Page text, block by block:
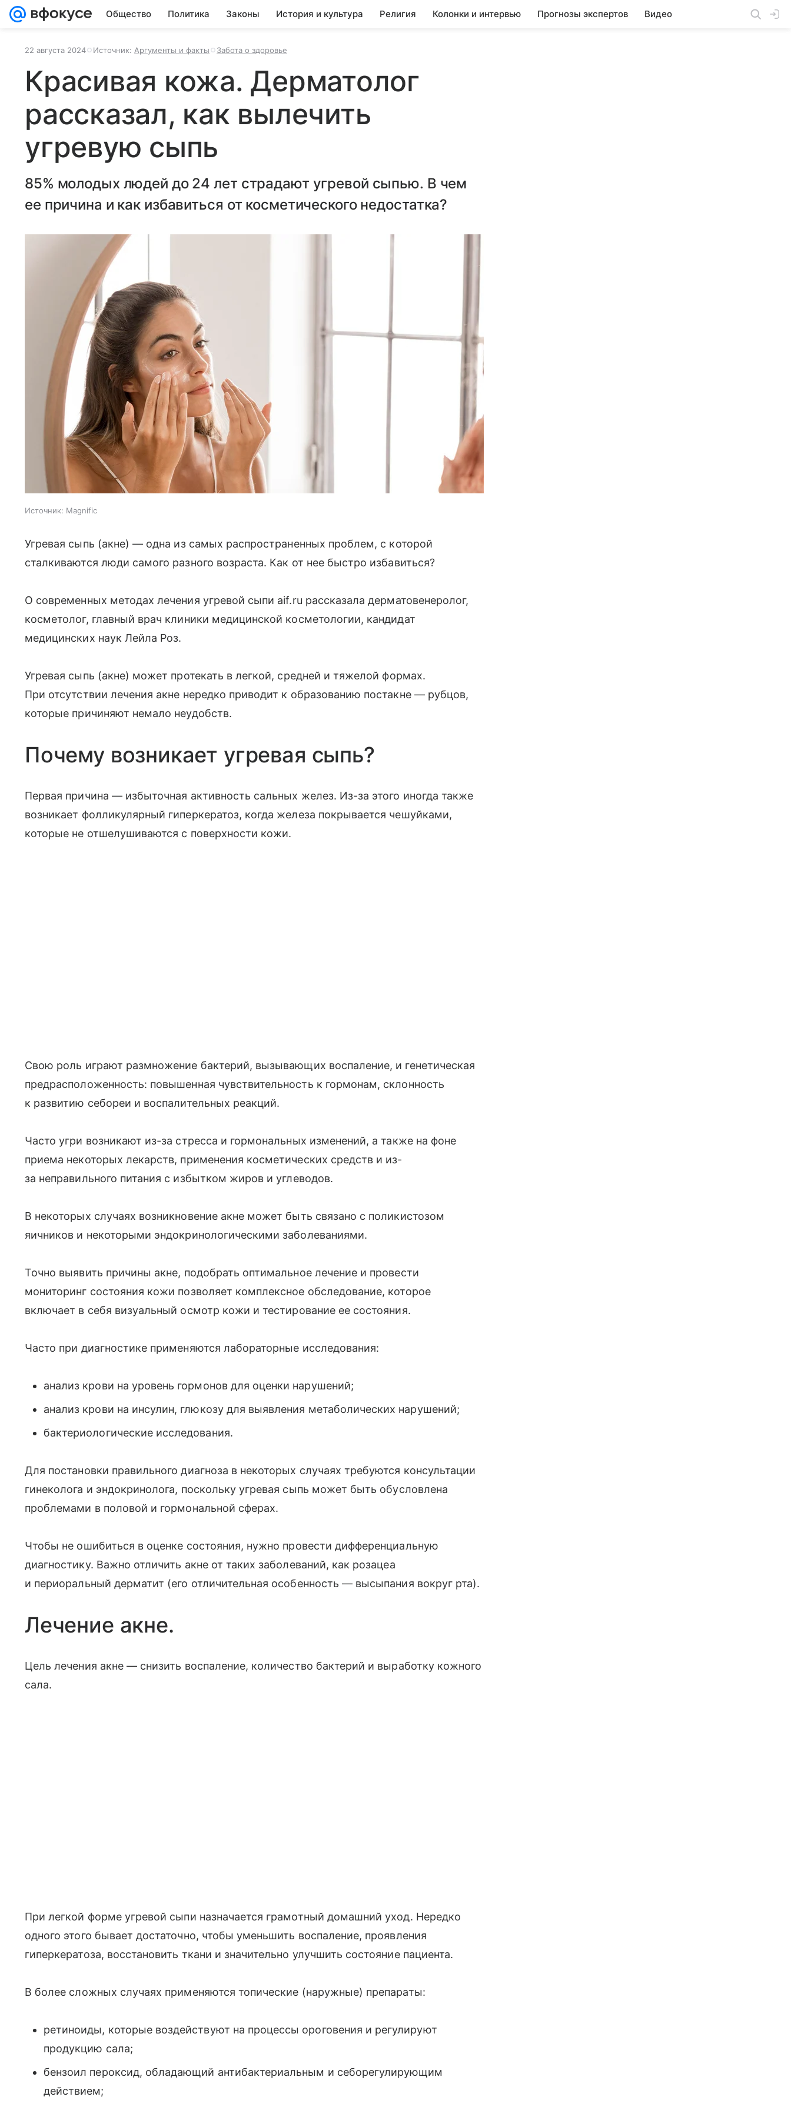
Общество Политика Законы История и культура Религия Колонки и интервью Прогнозы экспертов Видео
22 августа 2024 Источник: Аргументы и факты Забота о здоровье
Красивая кожа. Дерматолог
рассказал, как вылечить
угревую сыпь
85% молодых людей до 24 лет страдают угревой сыпью. В чем
ее причина и как избавиться от косметического недостатка?
Источник: Magnific
Угревая сыпь (акне) — одна из самых распространенных проблем, с которой
сталкиваются люди самого разного возраста. Как от нее быстро избавиться?
О современных методах лечения угревой сыпи aif.ru рассказала дерматовенеролог,
косметолог, главный врач клиники медицинской косметологии, кандидат
медицинских наук Лейла Роз.
Угревая сыпь (акне) может протекать в легкой, средней и тяжелой формах.
При отсутствии лечения акне нередко приводит к образованию постакне — рубцов,
которые причиняют немало неудобств.
Почему возникает угревая сыпь?
Первая причина — избыточная активность сальных желез. Из-за этого иногда также
возникает фолликулярный гиперкератоз, когда железа покрывается чешуйками,
которые не отшелушиваются с поверхности кожи.
Свою роль играют размножение бактерий, вызывающих воспаление, и генетическая
предрасположенность: повышенная чувствительность к гормонам, склонность
к развитию себореи и воспалительных реакций.
Часто угри возникают из-за стресса и гормональных изменений, а также на фоне
приема некоторых лекарств, применения косметических средств и из-
за неправильного питания с избытком жиров и углеводов.
В некоторых случаях возникновение акне может быть связано с поликистозом
яичников и некоторыми эндокринологическими заболеваниями.
Точно выявить причины акне, подобрать оптимальное лечение и провести
мониторинг состояния кожи позволяет комплексное обследование, которое
включает в себя визуальный осмотр кожи и тестирование ее состояния.
Часто при диагностике применяются лабораторные исследования:
анализ крови на уровень гормонов для оценки нарушений;
анализ крови на инсулин, глюкозу для выявления метаболических нарушений;
бактериологические исследования.
Для постановки правильного диагноза в некоторых случаях требуются консультации
гинеколога и эндокринолога, поскольку угревая сыпь может быть обусловлена
проблемами в половой и гормональной сферах.
Чтобы не ошибиться в оценке состояния, нужно провести дифференциальную
диагностику. Важно отличить акне от таких заболеваний, как розацеа
и периоральный дерматит (его отличительная особенность — высыпания вокруг рта).
Лечение акне.
Цель лечения акне — снизить воспаление, количество бактерий и выработку кожного
сала.
При легкой форме угревой сыпи назначается грамотный домашний уход. Нередко
одного этого бывает достаточно, чтобы уменьшить воспаление, проявления
гиперкератоза, восстановить ткани и значительно улучшить состояние пациента.
В более сложных случаях применяются топические (наружные) препараты:
ретиноиды, которые воздействуют на процессы ороговения и регулируют
продукцию сала;
бензоил пероксид, обладающий антибактериальным и себорегулирующим
действием;